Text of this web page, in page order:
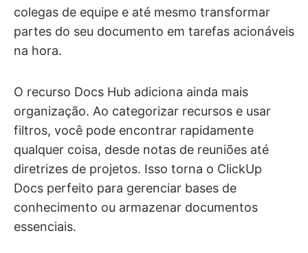
colegas de equipe e até mesmo transformar
partes do seu documento em tarefas acionáveis
na hora.
O recurso Docs Hub adiciona ainda mais
organização. Ao categorizar recursos e usar
filtros, você pode encontrar rapidamente
qualquer coisa, desde notas de reuniões até
diretrizes de projetos. Isso torna o ClickUp
Docs perfeito para gerenciar bases de
conhecimento ou armazenar documentos
essenciais.